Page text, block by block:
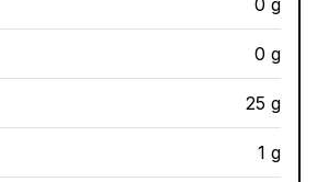
0 g
0 g
25 g
1 g